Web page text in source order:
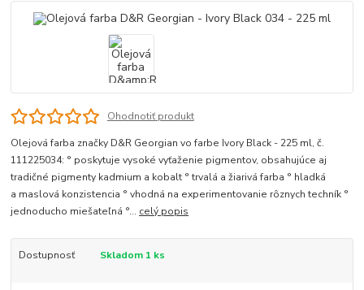
Ohodnotiť produkt
Olejová farba značky D&R Georgian vo farbe Ivory Black - 225 ml, č.
111225034: ° poskytuje vysoké vyťaženie pigmentov, obsahujúce aj
tradičné pigmenty kadmium a kobalt ° trvalá a žiarivá farba ° hladká
a maslová konzistencia ° vhodná na experimentovanie rôznych techník °
jednoducho miešateľná °... celý popis
Dostupnosť Skladom 1 ks